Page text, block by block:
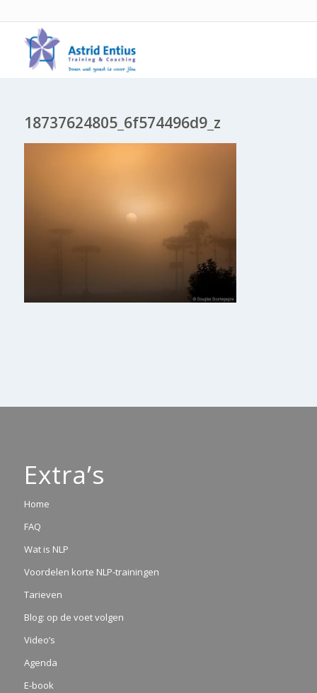
18737624805_6f574496d9_z
Extra’s
Home
FAQ
Wat is NLP
Voordelen korte NLP-trainingen
Tarieven
Blog: op de voet volgen
Video’s
Agenda
E-book